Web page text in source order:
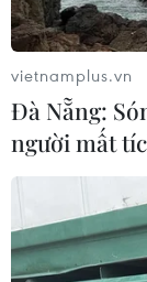
vietnamplus.vn
Đà Nẵng:
người mất